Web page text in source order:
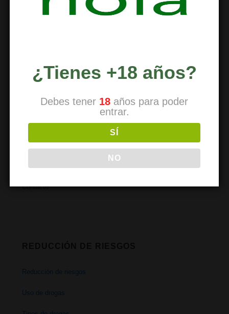
Reducción de riesgos
Cómo renovar
Traer a un amigo
Horarios
Dirección
Contacto
Reducción de riesgos
Uso de drogas
¿Tienes +18 años?
Debes tener 18 años para poder
entrar.
SÍ
NO